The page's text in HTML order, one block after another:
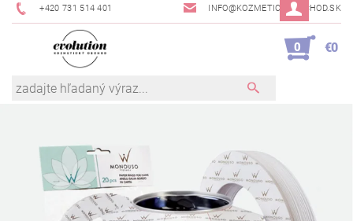
+420 731 514 401 INFO@KOZMETICKYOBCHOD.SK
0 €0